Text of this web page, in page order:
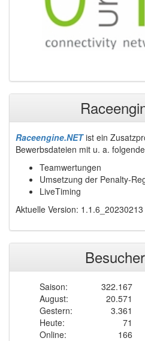
Raceengine.NETist ein
Bewerbsdateien mit u. a.
Teamwertungen
Umsetzung der Penalty-
LiveTiming
Aktuelle Version: 1.1.6_20230213
Saison:
322.167
August:
20.571
Gestern:
3.361
Heute:
71
Online:
166